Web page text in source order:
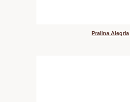
Pralina Alegria